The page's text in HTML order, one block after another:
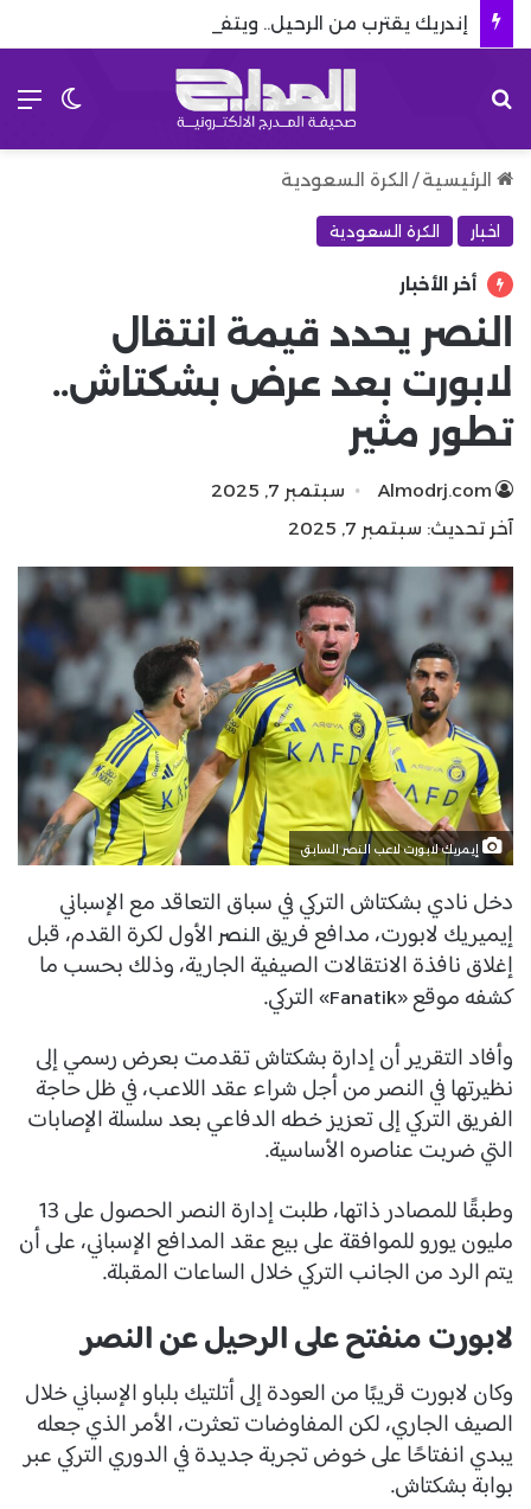
الرئيسية / الكرة السعودية
اخبار الكرة السعودية
أخر الأخبار
النصر يحدد قيمة انتقال
لابورت بعد عرض بشكتاش..
تطور مثير
Almodrj.com
سبتمبر 7, 2025
آخر تحديث: سبتمبر 7, 2025
إيمريك لابورت لاعب النصر السابق
دخل نادي بشكتاش التركي في سباق التعاقد مع الإسباني
إيميريك لابورت، مدافع فريق النصر الأول لكرة القدم، قبل
إغلاق نافذة الانتقالات الصيفية الجارية، وذلك بحسب ما
كشفه موقع «Fanatik» التركي.
وأفاد التقرير أن إدارة بشكتاش تقدمت بعرض رسمي إلى
نظيرتها في النصر من أجل شراء عقد اللاعب، في ظل حاجة
الفريق التركي إلى تعزيز خطه الدفاعي بعد سلسلة الإصابات
التي ضربت عناصره الأساسية.
وطبقًا للمصادر ذاتها، طلبت إدارة النصر الحصول على 13
مليون يورو للموافقة على بيع عقد المدافع الإسباني، على أن
يتم الرد من الجانب التركي خلال الساعات المقبلة.
لابورت منفتح على الرحيل عن النصر
وكان لابورت قريبًا من العودة إلى أتلتيك بلباو الإسباني خلال
الصيف الجاري، لكن المفاوضات تعثرت، الأمر الذي جعله
يبدي انفتاحًا على خوض تجربة جديدة في الدوري التركي عبر
بوابة بشكتاش.